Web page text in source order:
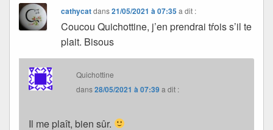
cathycatdans21/05/2021 à 07:35 a dit :
Coucou Quichottine, j’en prendrai tŕois s’il te
plait. Bisous
Quichottine
dans28/05/2021 à 07:39a dit :
Il me plaît, bien sûr.